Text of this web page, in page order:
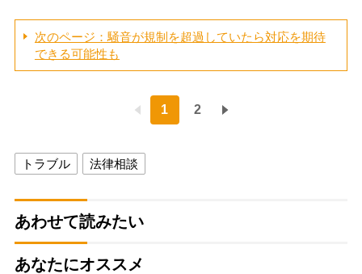
次のページ：騒音が規制を超過していたら対応を期待
できる可能性も
1 2
トラブル 法律相談
あわせて読みたい
あなたにオススメ